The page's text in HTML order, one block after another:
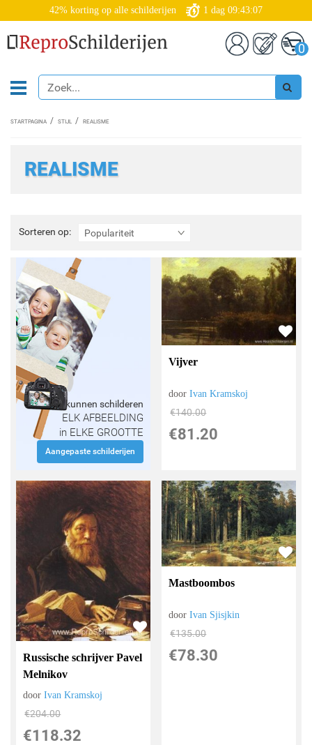
42% korting op alle schilderijen 1 dag 09:43:05
0
STARTPAGINA STIJL REALISME
REALISME
Sorteren op: Populariteit
Sorteren
op:
Wij kunnen schilderen
ELK AFBEELDING
in ELKE GROOTTE
Aangepaste schilderijen
Vijver
doorIvan Kramskoj
€140.00
€81.20
Russische schrijver Pavel
Melnikov
doorIvan Kramskoj
€204.00
€118.32
Mastboombos
doorIvan Sjisjkin
€135.00
€78.30